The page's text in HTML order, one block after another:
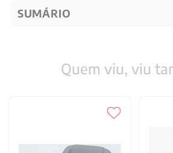
SUMÁRIO
Quem viu, viu